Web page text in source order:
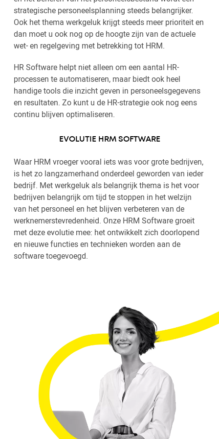
strategische personeelsplanning steeds belangrijker.
Ook het thema werkgeluk krijgt steeds meer prioriteit en
dan moet u ook nog op de hoogte zijn van de actuele
wet- en regelgeving met betrekking tot HRM.
HR Software helpt niet alleen om een aantal HR-
processen te automatiseren, maar biedt ook heel
handige tools die inzicht geven in personeelsgegevens
en resultaten. Zo kunt u de HR-strategie ook nog eens
continu blijven optimaliseren.
EVOLUTIE HRM SOFTWARE
Waar HRM vroeger vooral iets was voor grote bedrijven,
is het zo langzamerhand onderdeel geworden van ieder
bedrijf. Met werkgeluk als belangrijk thema is het voor
bedrijven belangrijk om tijd te stoppen in het welzijn
van het personeel en het blijven verbeteren van de
werknemerstevredenheid. Onze HRM Software groeit
met deze evolutie mee: het ontwikkelt zich doorlopend
en nieuwe functies en technieken worden aan de
software toegevoegd.